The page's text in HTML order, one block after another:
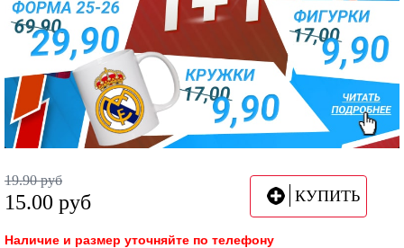
19.90 руб
15.00 руб КУПИТЬ
Наличие и размер уточняйте по телефону